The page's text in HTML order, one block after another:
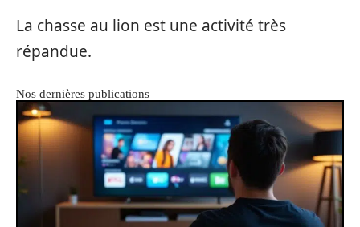
La chasse au lion est une activité très
répandue.
Nos dernières publications